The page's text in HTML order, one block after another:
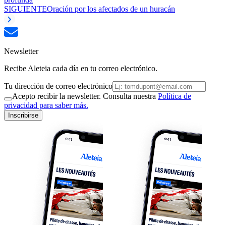
SIGUIENTEOración por los afectados de un huracán
Newsletter
Recibe Aleteia cada día en tu correo electrónico.
Tu dirección de correo electrónico
Acepto recibir la newsletter. Consulta nuestra Política de
privacidad para saber más.
Inscribirse